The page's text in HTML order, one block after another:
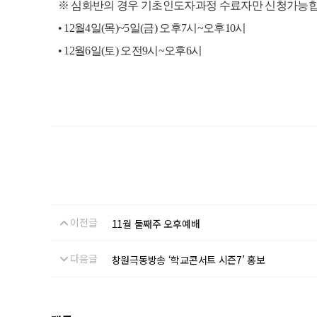
※ 심화반의 경우 기초인도자과정 수료자만 신청가능
•12월4일(목)~5일(금) 오후7시 ~오후10시
•12월6일(토) 오전9시 ~오후6시
이전글 11월 둘째주 오후예배
다음글 창원극동방송 ‘학교콘서트 시즌7’ 홍보